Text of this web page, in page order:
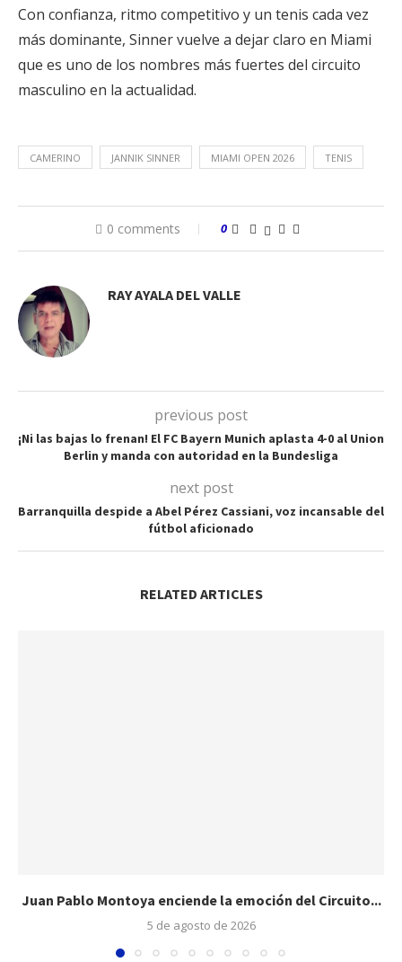
Con confianza, ritmo competitivo y un tenis cada vez
más dominante, Sinner vuelve a dejar claro en Miami
que es uno de los nombres más fuertes del circuito
masculino en la actualidad.
CAMERINO JANNIK SINNER MIAMI OPEN 2026 TENIS
0 comments 0
RAY AYALA DEL VALLE
previous post
¡Ni las bajas lo frenan! El FC Bayern Munich aplasta 4-0 al Union
Berlin y manda con autoridad en la Bundesliga
next post
Barranquilla despide a Abel Pérez Cassiani, voz incansable del
fútbol aficionado
RELATED ARTICLES
Juan Pablo Montoya enciende la emoción del Circuito...
5 de agosto de 2026